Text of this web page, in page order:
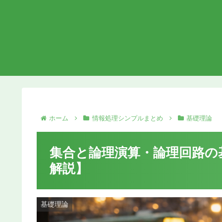
ホーム 情報処理シンプルまとめ 基礎理論
集合と論理演算・論理回路
解説】
基礎理論